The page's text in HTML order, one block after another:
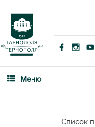
Меню
Список